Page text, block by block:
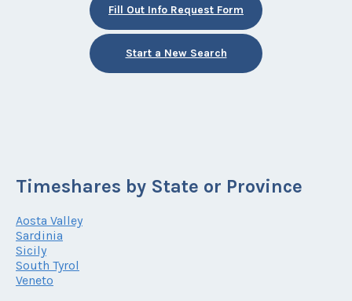
Fill Out Info Request Form
Start a New Search
Timeshares by State or Province
Aosta Valley
Sardinia
Sicily
South Tyrol
Veneto